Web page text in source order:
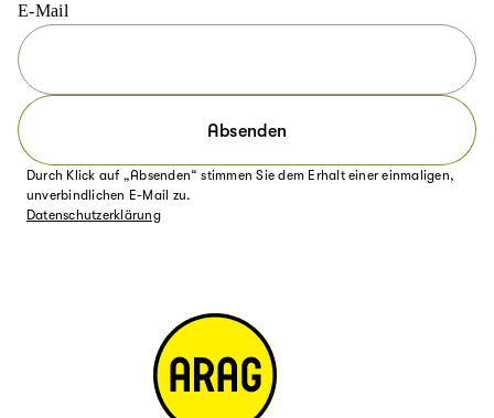
E-Mail
Absenden
Durch Klick auf „Absenden“ stimmen Sie dem Erhalt einer einmaligen,
unverbindlichen E-Mail zu.
Datenschutzerklärung